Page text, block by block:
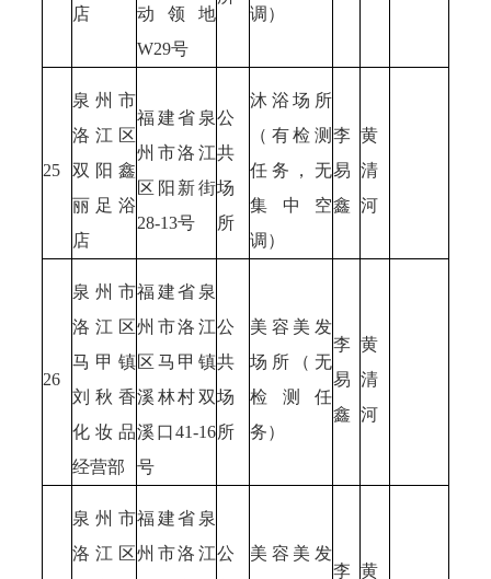
店
动领地
W29号
调）
25
泉州市
洛江区
双阳鑫
丽足浴
店
福建省泉
州市洛江
区阳新街
28-13号
公
共
场
所
沐浴场所
（有检测
任务，无
集中空
调）
李
易
鑫
黄
清
河
26
泉州市
洛江区
马甲镇
刘秋香
化妆品
经营部
福建省泉
州市洛江
区马甲镇
溪林村双
溪口41-16
号
公
共
场
所
美容美发
场所（无
检测任
务）
李
易
鑫
黄
清
河
泉州市
洛江区
福建省泉
州市洛江公
美容美发
李 黄